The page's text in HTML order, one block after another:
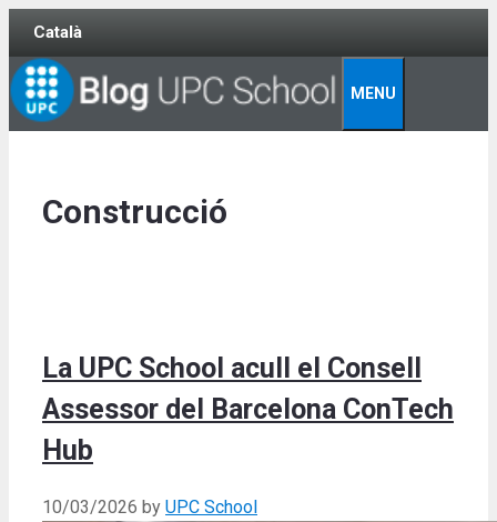
Skip
content
Català
MENU
Construcció
La UPC School acull el Consell
Assessor del Barcelona ConTech
Hub
10/03/2026 by UPC School